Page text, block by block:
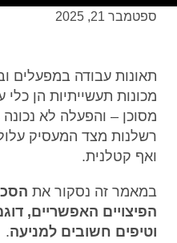
ספטמבר 21, 2025
תאונות עבודה במפעלים
מכונות תעשייתיות הן
מסוכן – והפעלה לא
רשלנות מצד המעסיק
ואף קטלנית.
במאמר זה נסקור את
הפיצויים האפשריים,
וטיפים חשובים למניעה.